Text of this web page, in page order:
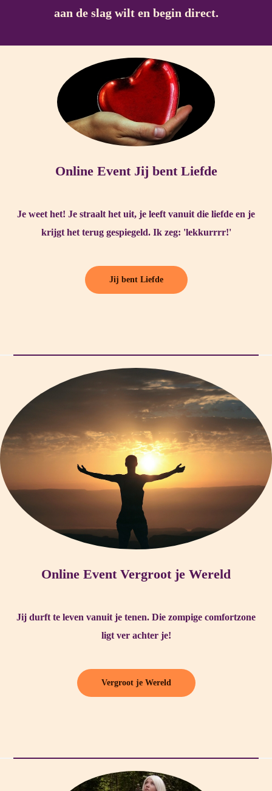
aan de slag wilt en begin direct.
Online Event Jij bent Liefde
Je weet het! Je straalt het uit, je leeft vanuit die liefde en je
krijgt het terug gespiegeld. Ik zeg: 'lekkurrrr!'
Jij bent Liefde
Online Event Vergroot je Wereld
Jij durft te leven vanuit je tenen. Die zompige comfortzone
ligt ver achter je!
Vergroot je Wereld